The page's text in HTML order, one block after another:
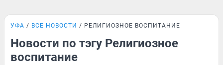
УФА ВСЕ НОВОСТИ РЕЛИГИОЗНОЕ ВОСПИТАНИЕ
Новости по тэгу Религиозное
воспитание